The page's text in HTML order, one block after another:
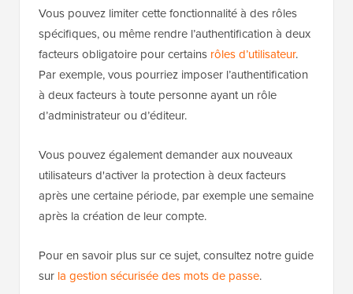
Vous pouvez limiter cette fonctionnalité à des rôles
spécifiques, ou même rendre l’authentification à deux
facteurs obligatoire pour certains rôles d’utilisateur.
Par exemple, vous pourriez imposer l’authentification
à deux facteurs à toute personne ayant un rôle
d’administrateur ou d’éditeur.
Vous pouvez également demander aux nouveaux
utilisateurs d'activer la protection à deux facteurs
après une certaine période, par exemple une semaine
après la création de leur compte.
Pour en savoir plus sur ce sujet, consultez notre guide
sur la gestion sécurisée des mots de passe.